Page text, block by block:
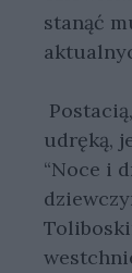
stanąć
udręką,
“Noce i